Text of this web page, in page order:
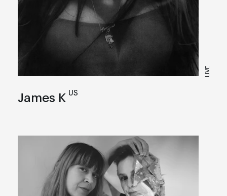
LIVE
James K US